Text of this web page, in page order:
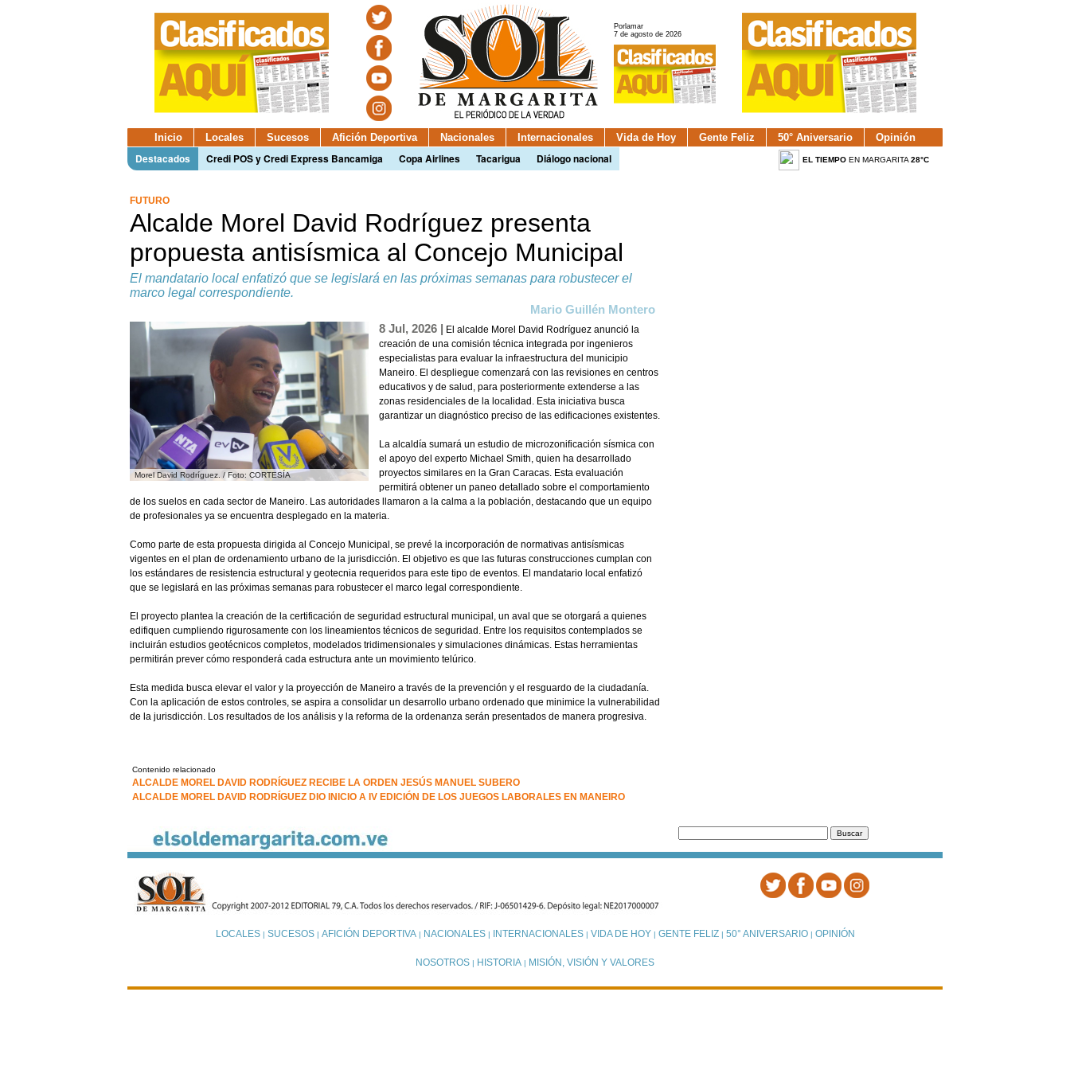
Porlamar
7 de agosto de 2026
Inicio Locales Sucesos Afición Deportiva Nacionales Internacionales Vida de Hoy Gente Feliz 50° Aniversario Opinión
Destacados Credi POS y Credi Express Bancamiga Copa Airlines Tacarigua Diálogo nacional EL TIEMPOEN MARGARITA 28°C
FUTURO
Alcalde Morel David Rodríguez presenta
propuesta antisísmica al Concejo Municipal
El mandatario local enfatizó que se legislará en las próximas semanas para robustecer el
marco legal correspondiente.
Mario Guillén Montero
Morel David Rodríguez. / Foto: CORTESÍA
8 Jul, 2026 | El alcalde Morel David Rodríguez anunció la
creación de una comisión técnica integrada por ingenieros
especialistas para evaluar la infraestructura del municipio
Maneiro. El despliegue comenzará con las revisiones en centros
educativos y de salud, para posteriormente extenderse a las
zonas residenciales de la localidad. Esta iniciativa busca
garantizar un diagnóstico preciso de las edificaciones existentes.
La alcaldía sumará un estudio de microzonificación sísmica con
el apoyo del experto Michael Smith, quien ha desarrollado
proyectos similares en la Gran Caracas. Esta evaluación
permitirá obtener un paneo detallado sobre el comportamiento
de los suelos en cada sector de Maneiro. Las autoridades llamaron a la calma a la población, destacando que un equipo
de profesionales ya se encuentra desplegado en la materia.
Como parte de esta propuesta dirigida al Concejo Municipal, se prevé la incorporación de normativas antisísmicas
vigentes en el plan de ordenamiento urbano de la jurisdicción. El objetivo es que las futuras construcciones cumplan con
los estándares de resistencia estructural y geotecnia requeridos para este tipo de eventos. El mandatario local enfatizó
que se legislará en las próximas semanas para robustecer el marco legal correspondiente.
El proyecto plantea la creación de la certificación de seguridad estructural municipal, un aval que se otorgará a quienes
edifiquen cumpliendo rigurosamente con los lineamientos técnicos de seguridad. Entre los requisitos contemplados se
incluirán estudios geotécnicos completos, modelados tridimensionales y simulaciones dinámicas. Estas herramientas
permitirán prever cómo responderá cada estructura ante un movimiento telúrico.
Esta medida busca elevar el valor y la proyección de Maneiro a través de la prevención y el resguardo de la ciudadanía.
Con la aplicación de estos controles, se aspira a consolidar un desarrollo urbano ordenado que minimice la vulnerabilidad
de la jurisdicción. Los resultados de los análisis y la reforma de la ordenanza serán presentados de manera progresiva.
Contenido relacionado
ALCALDE MOREL DAVID RODRÍGUEZ RECIBE LA ORDEN JESÚS MANUEL SUBERO
ALCALDE MOREL DAVID RODRÍGUEZ DIO INICIO A IV EDICIÓN DE LOS JUEGOS LABORALES EN MANEIRO
LOCALES| SUCESOS| AFICIÓN DEPORTIVA| NACIONALES| INTERNACIONALES| VIDA DE HOY | GENTE FELIZ| 50° ANIVERSARIO| OPINIÓN
NOSOTROS | HISTORIA | MISIÓN, VISIÓN Y VALORES